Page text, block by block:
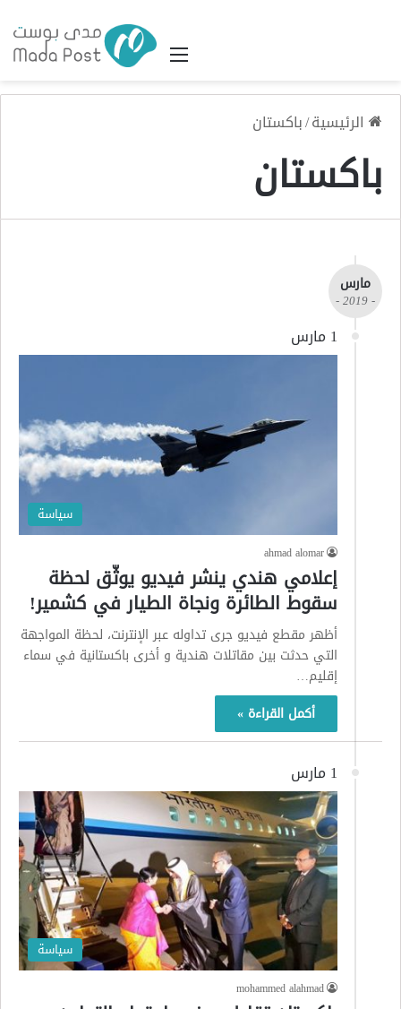
القائمة
الرئيسية/باكستان
باكستان
مارس
- 2019 -
1 مارس
سياسة
ahmad alomar
إعلامي هندي ينشر فيديو يوثّق لحظة
سقوط الطائرة ونجاة الطيار في كشمير!
أظهر مقطع فيديو جرى تداوله عبر الإنترنت، لحظة المواجهة
التي حدثت بين مقاتلات هندية و أخرى باكستانية في سماء
إقليم…
أكمل القراءة »
1 مارس
سياسة
mohammed alahmad